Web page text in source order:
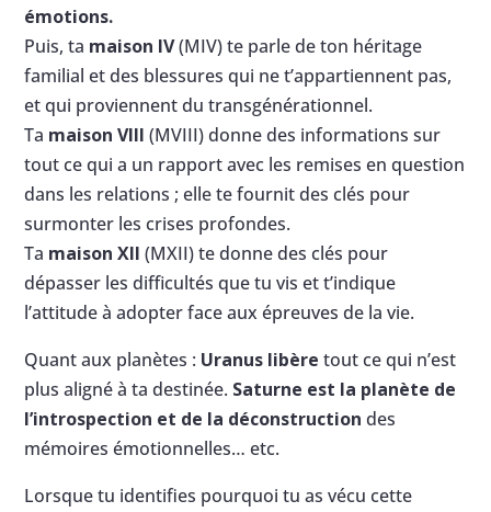
émotions.
Puis, ta maison IV(MIV) te parle de ton héritage
familial et des blessures qui ne t’appartiennent pas,
et qui proviennent du transgénérationnel.
Ta maison VIII (MVIII) donne des informations sur
tout ce qui a un rapport avec les remises en question
dans les relations ; elle te fournit des clés pour
surmonter les crises profondes.
Ta maison XII (MXII) te donne des clés pour
dépasser les difficultés que tu vis et t’indique
l’attitude à adopter face aux épreuves de la vie.
Quant aux planètes : Uranus libère tout ce qui n’est
plus aligné à ta destinée. Saturne est la planète de
l’introspection et de la déconstruction des
mémoires émotionnelles… etc.
Lorsque tu identifies pourquoi tu as vécu cette